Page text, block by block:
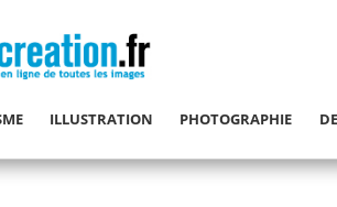
ILLUSTRATION PHOTOGRAPHIE